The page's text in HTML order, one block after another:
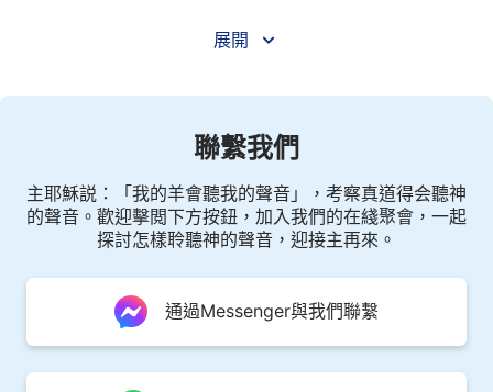
展開
聯繫我們
主耶穌説：「我的羊會聽我的聲音」，考察真道得会聽神
的聲音。歡迎擊閲下方按鈕，加入我們的在綫聚會，一起
探討怎樣聆聽神的聲音，迎接主再來。
通過Messenger與我們聯繫